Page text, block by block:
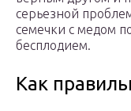
серьезной
семечки с медом
бесплодием.
Как